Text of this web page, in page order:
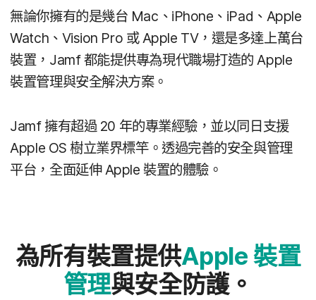
無論你​擁有​的​是​幾​台 Mac 、 iPhone 、 iPad 、 Apple
Watch 、 Vision Pro 或Apple TV，​還是​多達​上萬​台​
裝置， Jamf都​能​提供​專為​現代​職場​打造​的 Apple
裝置​管理​與​安全​解決​方案。
Jamf 擁有​超過20 年​的​專業​經驗，​並​以​同日​支援
Apple OS樹立業界​標竿。​透過​完善​的​安全​與​管理​
平台，​全面​延伸Apple裝置​的​體驗。
為​所有​裝置​提供Apple裝置​
管理與​安全​防護。